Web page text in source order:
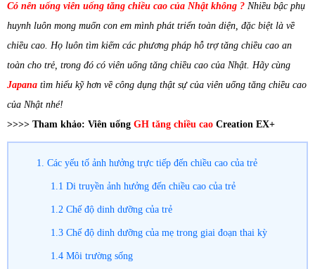
Có nên uống viên uống tăng chiều cao của Nhật không ? Nhiều bậc phụ
huynh luôn mong muốn con em mình phát triển toàn diện, đặc biệt là về
chiều cao. Họ luôn tìm kiếm các phương pháp hỗ trợ tăng chiều cao an
toàn cho trẻ, trong đó có viên uống tăng chiều cao của Nhật. Hãy cùng
Japana tìm hiểu kỹ hơn về công dụng thật sự của viên uống tăng chiều cao
của Nhật nhé!
>>>> Tham khảo: Viên uống GH tăng chiều cao Creation EX+
1. Các yếu tố ảnh hưởng trực tiếp đến chiều cao của trẻ
1.1 Di truyền ảnh hưởng đến chiều cao của trẻ
1.2 Chế độ dinh dưỡng của trẻ
1.3 Chế độ dinh dưỡng của mẹ trong giai đoạn thai kỳ
1.4 Môi trường sống